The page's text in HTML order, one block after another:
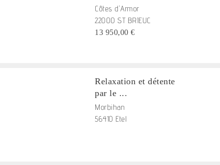
Côtes d'Armor
22000 ST BRIEUC
13 950,00 €
Relaxation et détente
par le ...
Morbihan
56410 Etel